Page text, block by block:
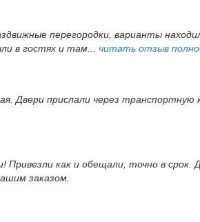
перегородки, варианты
в гостях и там... читать отзыв
Двери прислали через
как и обещали, точно в
заказом.